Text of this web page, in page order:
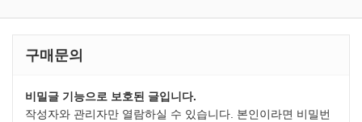
구매문의
비밀글 기능으로 보호된 글입니다.
작성자와 관리자만 열람하실 수 있습니다. 본인이라면 비밀번